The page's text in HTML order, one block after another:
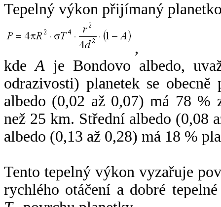
Tepelný výkon přijímaný
,
kdeA je Bondovo albedo,
odrazivosti) planetek se
albedo (0,02 až 0,07) má 78 %
než 25 km. Střední albedo (0,08
albedo (0,13 až 0,28) má 18 %
Tento tepelný výkon vyzařuje
rychlého otáčení a dobré